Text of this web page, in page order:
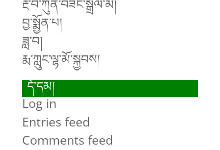
རྔ་བ་ཀུན་བཟང་སྒྲོལ་མ།
བྱ་སྨྱོན་པ།
ཟླ་བ།
རྨ་ཀླུང་ལྷ་མོ་སྐྱབས།
དོ་དམ།
Log in
Entries feed
Comments feed